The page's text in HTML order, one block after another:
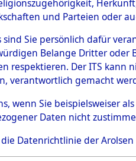
0007
und Parteien oder
sind Sie persönlich dafür
Belange Dritter
respektieren. Der ITS
verantwortlich gemacht
wenn Sie beispielsweiser
Daten nicht
Datenrichtlinie der Arolsen